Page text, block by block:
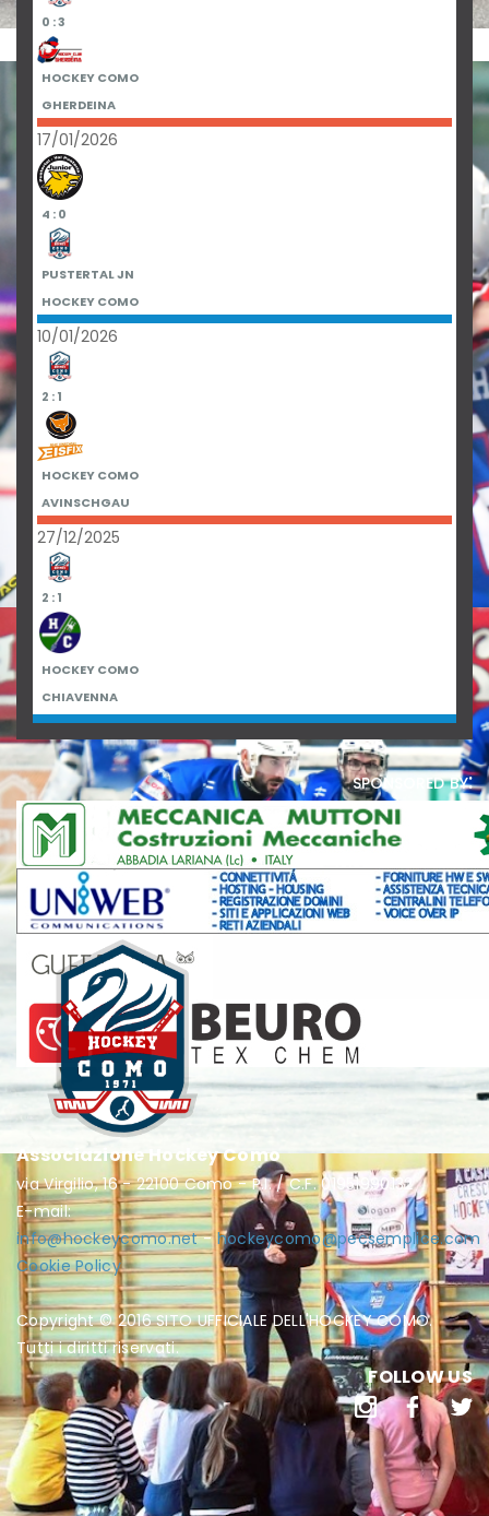
0 : 3
HOCKEY COMO
GHERDEINA
17/01/2026
4 : 0
PUSTERTAL JN
HOCKEY COMO
10/01/2026
2 : 1
HOCKEY COMO
AVINSCHGAU
27/12/2025
2 : 1
HOCKEY COMO
CHIAVENNA
sponsored by:
Associazione Hockey Como
via Virgilio, 16 - 22100 Como - P.I. / C.F. 01951990132
E-mail:
info@hockeycomo.net-hockeycomo@pecsemplice.com
Cookie Policy
Copyright © 2016 SITO UFFICIALE DELL'HOCKEY COMO.
Tutti i diritti riservati.
FOLLOW US